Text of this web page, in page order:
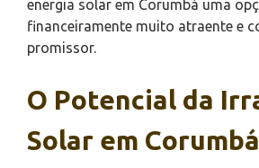
energia solar em Corumbá uma
financeiramente muito atraente e
promissor.
O Potencial da
Solar em Corumbá